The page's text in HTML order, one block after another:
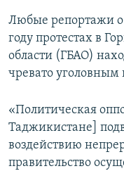
Любые репортажи о
году протестах в
области (ГБАО)
чревато уголовным
«Политическая
Таджикистане]
воздействию
правительство